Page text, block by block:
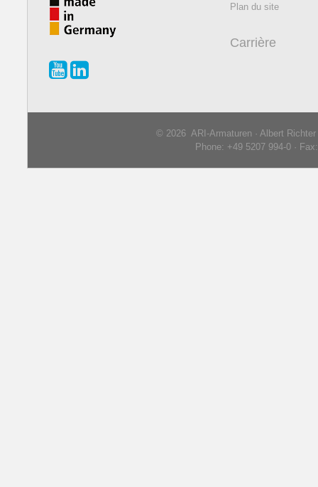
Plan du site
Carrière
© 2026 ARI-Armaturen · Albert
Phone: +49 5207 994-0 ·